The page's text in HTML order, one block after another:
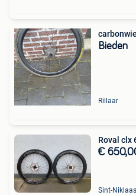
Bieden
Rillaar
Roval clx
€
Sint-Niklaas